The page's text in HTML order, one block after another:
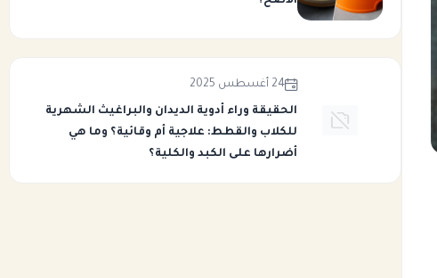
24 أغسطس 2025
الحقيقة وراء أدوية الديدان والبراغيث الشهرية
للكلاب والقطط: علاجية أم وقائية؟ وما هي
أضرارها على الكبد والكلية؟